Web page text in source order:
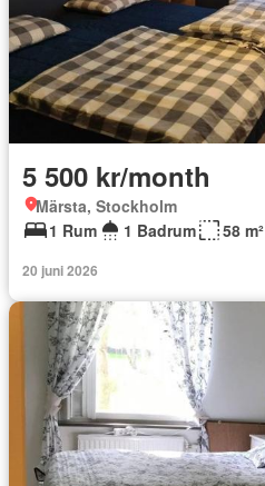
5 500 kr/month
Märsta, Stockholm
1 Rum
1 Badrum 58 m²
20 juni 2026